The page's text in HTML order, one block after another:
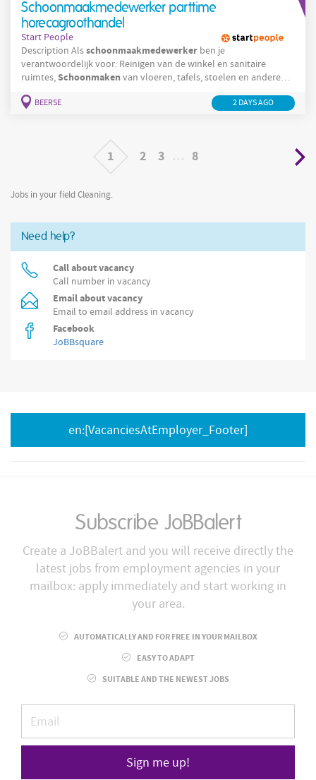
Schoonmaakmedewerker parttime
horecagroothandel
Start People
Description Alsschoonmaakmedewerker ben je
verantwoordelijk voor: Reinigen van de winkel en sanitaire
ruimtes,Schoonmaken van vloeren, tafels, stoelen en andere
Controleren en onderhouden van de algemene netheid en
BEERSE 2 DAYS AGO
1 2 3 8
Jobs in your field Cleaning.
Need help?
Call about vacancy
Call number in vacancy
Email about vacancy
Email to email address in vacancy
Facebook
JoBBsquare
en:[VacanciesAtEmployer_Footer]
Subscribe JoBBalert
Create a JoBBalert and you will receive directly the
latest jobs from employment agencies in your
mailbox: apply immediately and start working in
your area.
AUTOMATICALLY AND FOR FREE IN YOUR MAILBOX
EASY TO ADAPT
SUITABLE AND THE NEWEST JOBS
Sign me up!